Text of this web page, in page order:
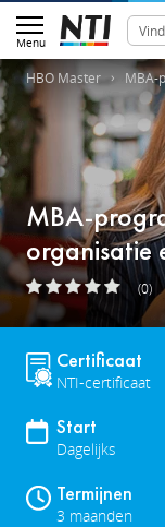
Menu
HBO Master MBA-
MBA-
organisatie
(0)
Certificaat
NTI-certificaat
Start
Dagelijks
Termijnen
3 maanden